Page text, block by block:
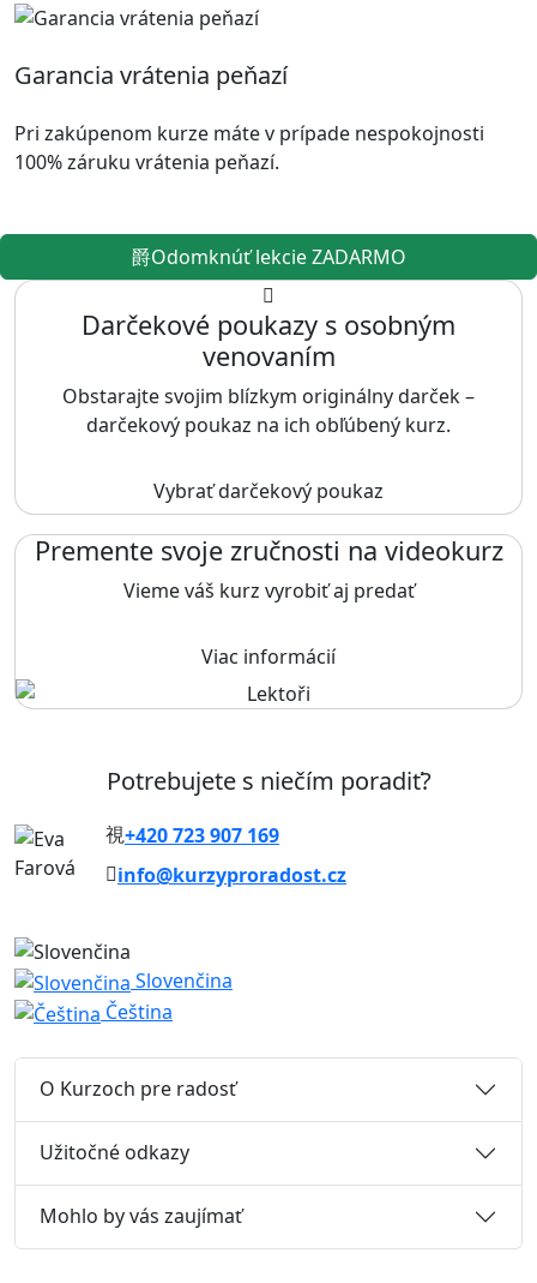
Garancia vrátenia peňazí
Pri zakúpenom kurze máte v prípade nespokojnosti
100% záruku vrátenia peňazí.
Odomknúť lekcie ZADARMO
Darčekové poukazy s osobným
venovaním
Obstarajte svojim blízkym originálny darček –
darčekový poukaz na ich obľúbený kurz.
Vybrať darčekový poukaz
Premente svoje zručnosti na videokurz
Vieme váš kurz vyrobiť aj predať
Viac informácií
Potrebujete s niečím poradiť?
+420 723 907 169
info@kurzyproradost.cz
Slovenčina
Čeština
O Kurzoch pre radosť
Užitočné odkazy
Mohlo by vás zaujímať